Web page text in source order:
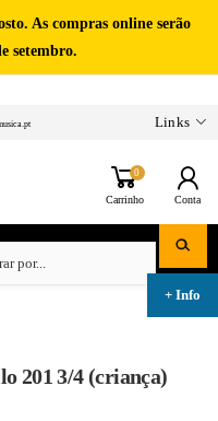
As compras online serão
setembro.
Links
0
Carrinho Conta
201 3/4 (criança)